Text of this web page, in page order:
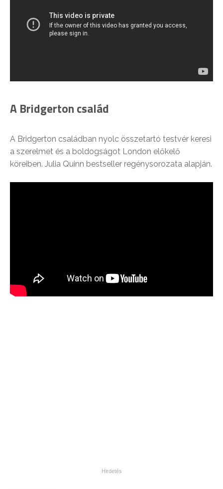
A Bridgerton család
A Bridgerton családban nyolc összetartó testvér keresi
a szerelmet és a boldogságot London előkelő
köreiben. Julia Quinn bestseller regénysorozata alapján.